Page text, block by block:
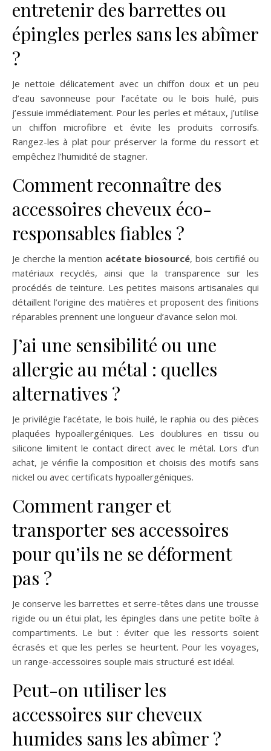
entretenir des barrettes ou
épingles perles sans les abîmer
?
Je nettoie délicatement avec un chiffon doux et un peu
d’eau savonneuse pour l’acétate ou le bois huilé, puis
j’essuie immédiatement. Pour les perles et métaux, j’utilise
un chiffon microfibre et évite les produits corrosifs.
Rangez-les à plat pour préserver la forme du ressort et
empêchez l’humidité de stagner.
Comment reconnaître des
accessoires cheveux éco-
responsables fiables ?
Je cherche la mention acétate biosourcé, bois certifié ou
matériaux recyclés, ainsi que la transparence sur les
procédés de teinture. Les petites maisons artisanales qui
détaillent l’origine des matières et proposent des finitions
réparables prennent une longueur d’avance selon moi.
J’ai une sensibilité ou une
allergie au métal : quelles
alternatives ?
Je privilégie l’acétate, le bois huilé, le raphia ou des pièces
plaquées hypoallergéniques. Les doublures en tissu ou
silicone limitent le contact direct avec le métal. Lors d’un
achat, je vérifie la composition et choisis des motifs sans
nickel ou avec certificats hypoallergéniques.
Comment ranger et
transporter ses accessoires
pour qu’ils ne se déforment
pas ?
Je conserve les barrettes et serre-têtes dans une trousse
rigide ou un étui plat, les épingles dans une petite boîte à
compartiments. Le but : éviter que les ressorts soient
écrasés et que les perles se heurtent. Pour les voyages,
un range-accessoires souple mais structuré est idéal.
Peut-on utiliser les
accessoires sur cheveux
humides sans les abîmer ?